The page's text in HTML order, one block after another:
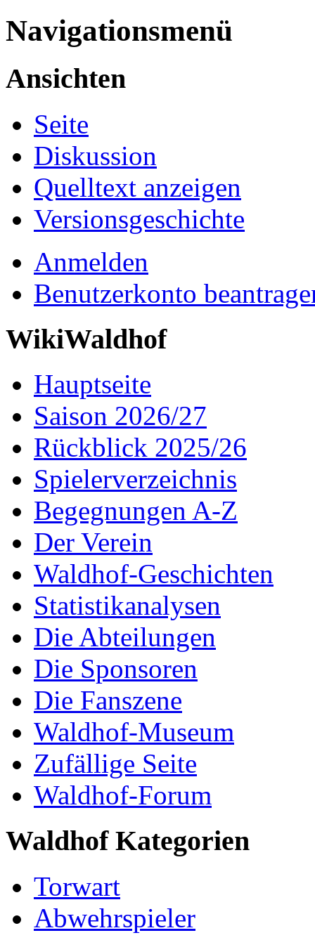
Navigationsmenü
Ansichten
Seite
Diskussion
Quelltext anzeigen
Versionsgeschichte
Anmelden
Benutzerkonto
WikiWaldhof
Hauptseite
Saison 2026/27
Rückblick 2025/26
Spielerverzeichnis
Begegnungen A-Z
Der Verein
Waldhof-Geschichten
Statistikanalysen
Die Abteilungen
Die Sponsoren
Die Fanszene
Waldhof-Museum
Zufällige Seite
Waldhof-Forum
Waldhof Kategorien
Torwart
Abwehrspieler